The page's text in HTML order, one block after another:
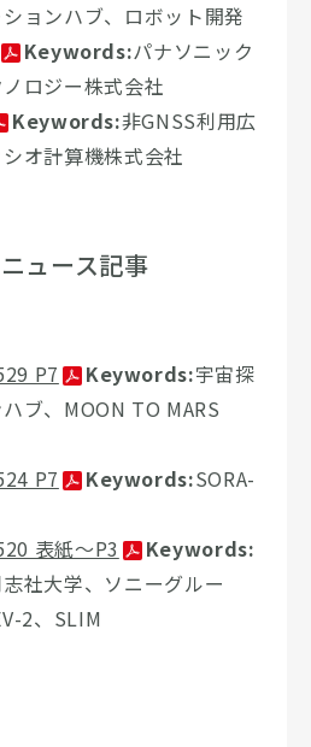
ョンハブ、ロボット開発
Keywords:パナソニック
ロジー株式会社
Keywords:非GNSS利用広
オ計算機株式会社
ュース記事
P7 Keywords:宇宙探
ブ、MOON TO MARS
P7
Keywords:SORA-
表紙～P3
Keywords:
社大学、ソニーグルー
2、SLIM